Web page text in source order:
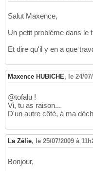
Salut Maxence,
Un petit problème dans le
Et dire qu'il y en a que
Maxence HUBICHE, le 24/
@tofalu !
Vi, tu as raison...
D'un autre côté, à ma
La Zélie, le 25/07/2009 à
Bonjour,